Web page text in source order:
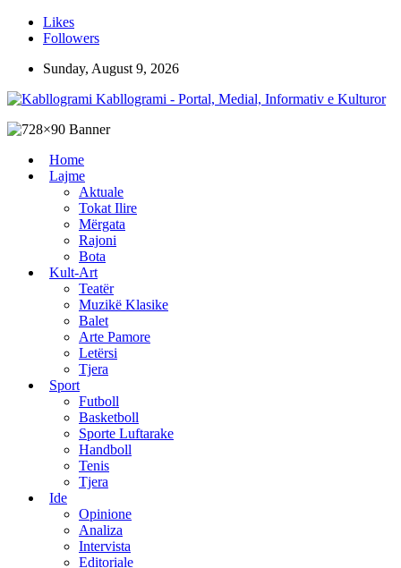
Likes
Followers
Sunday, August 9, 2026
Kabllogrami - Portal, Medial, Informativ e Kulturor
Home
Lajme
Aktuale
Tokat Ilire
Mërgata
Rajoni
Bota
Kult-Art
Teatër
Muzikë Klasike
Balet
Arte Pamore
Letërsi
Tjera
Sport
Futboll
Basketboll
Sporte Luftarake
Handboll
Tenis
Tjera
Ide
Opinione
Analiza
Intervista
Editoriale